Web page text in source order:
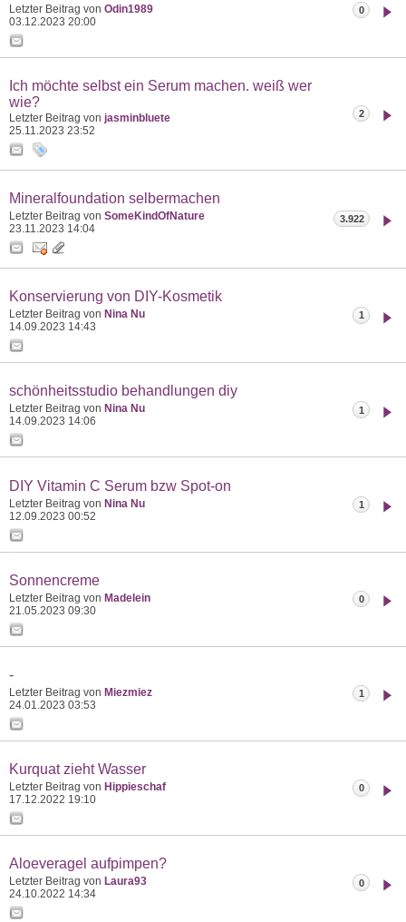
Letzter Beitrag von Odin1989
03.12.2023 20:00
0
Ich möchte selbst ein Serum machen. weiß wer
wie?
Letzter Beitrag von jasminbluete
25.11.2023 23:52
2
Mineralfoundation selbermachen
Letzter Beitrag von SomeKindOfNature
23.11.2023 14:04
3.922
Konservierung von DIY-Kosmetik
Letzter Beitrag von Nina Nu
14.09.2023 14:43
1
schönheitsstudio behandlungen diy
Letzter Beitrag von Nina Nu
14.09.2023 14:06
1
DIY Vitamin C Serum bzw Spot-on
Letzter Beitrag von Nina Nu
12.09.2023 00:52
1
Sonnencreme
Letzter Beitrag von Madelein
21.05.2023 09:30
0
-
Letzter Beitrag von Miezmiez
24.01.2023 03:53
1
Kurquat zieht Wasser
Letzter Beitrag von Hippieschaf
17.12.2022 19:10
0
Aloeveragel aufpimpen?
Letzter Beitrag von Laura93
24.10.2022 14:34
0